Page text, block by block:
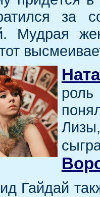
за
Мудрая
Гайдай